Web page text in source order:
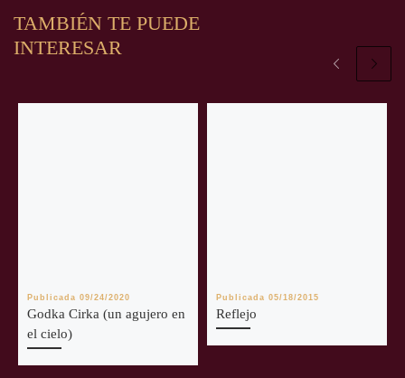
TAMBIÉN TE PUEDE
INTERESAR
Publicada09/24/2020
Godka Cirka (un agujero en
el cielo)
Publicada05/18/2015
Reflejo